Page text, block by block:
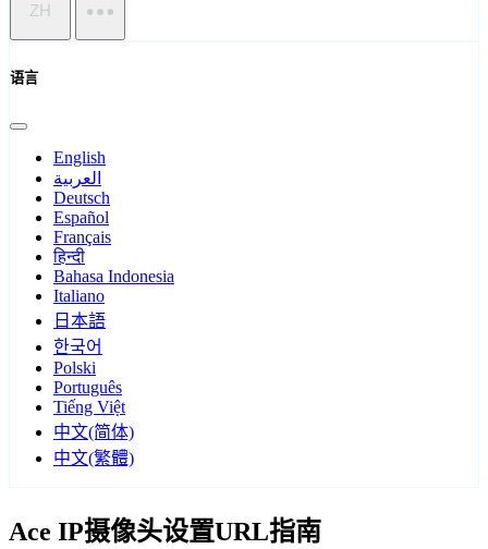
ZH
语言
English
العربية
Deutsch
Español
Français
हिन्दी
Bahasa Indonesia
Italiano
日本語
한국어
Polski
Português
Tiếng Việt
中文(简体)
中文(繁體)
Ace IP摄像头设置URL指南